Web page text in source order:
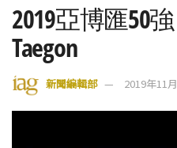
2019亞博匯50
Taegon
新聞編輯部 2019年11